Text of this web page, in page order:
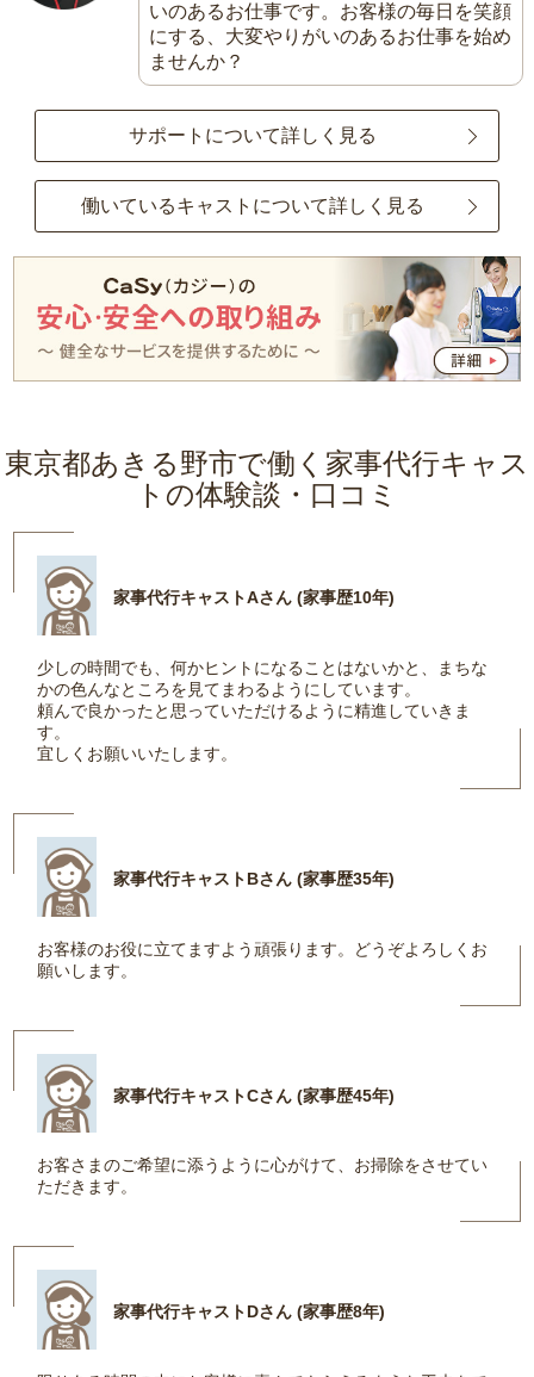
いのあるお仕事です。お客様の毎日を笑顔
にする、大変やりがいのあるお仕事を始め
ませんか？
サポートについて詳しく見る
働いているキャストについて詳しく見る
東京都あきる野市で働く家事代行キャス
トの体験談・口コミ
家事代行キャストAさん (家事歴10年)
少しの時間でも、何かヒントになることはないかと、まちな
かの色んなところを見てまわるようにしています。
頼んで良かったと思っていただけるように精進していきま
す。
宜しくお願いいたします。
家事代行キャストBさん (家事歴35年)
お客様のお役に立てますよう頑張ります。どうぞよろしくお
願いします。
家事代行キャストCさん (家事歴45年)
お客さまのご希望に添うように心がけて、お掃除をさせてい
ただきます。
家事代行キャストDさん (家事歴8年)